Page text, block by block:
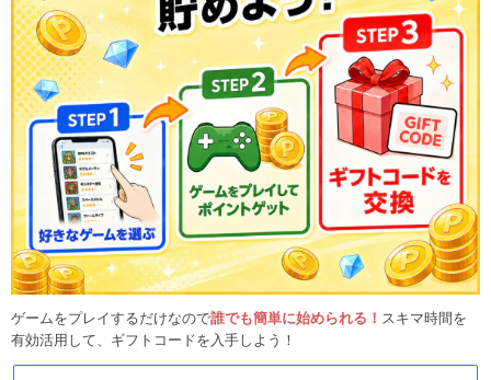
ゲームをプレイするだけなので誰でも簡単に始められる！ スキマ時間を
有効活用して、ギフトコードを入手しよう！